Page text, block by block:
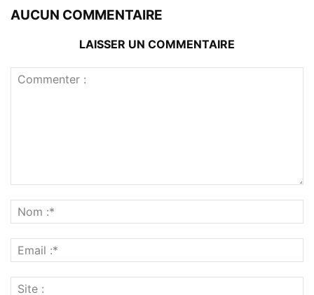
AUCUN COMMENTAIRE
LAISSER UN COMMENTAIRE